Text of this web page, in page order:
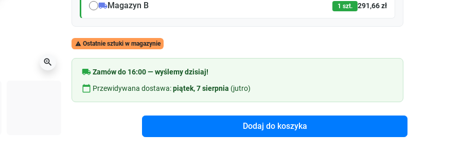
zoom_in
local_shippingMagazyn B 1 szt. 291,66 zł
 Ostatnie sztuki w magazynie
local_shippingZamów do 16:00 — wyślemy dzisiaj!
calendar_today Przewidywana dostawa:piątek, 7 sierpnia (jutro)
Dodaj do koszyka